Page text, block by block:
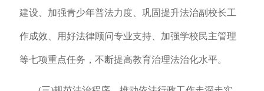
建设、加强青少年普法力度、巩固提升法治副校长工
作成效、用好法律顾问专业支持、加强学校民主管理
等七项重点任务，不断提高教育治理法治化水平。